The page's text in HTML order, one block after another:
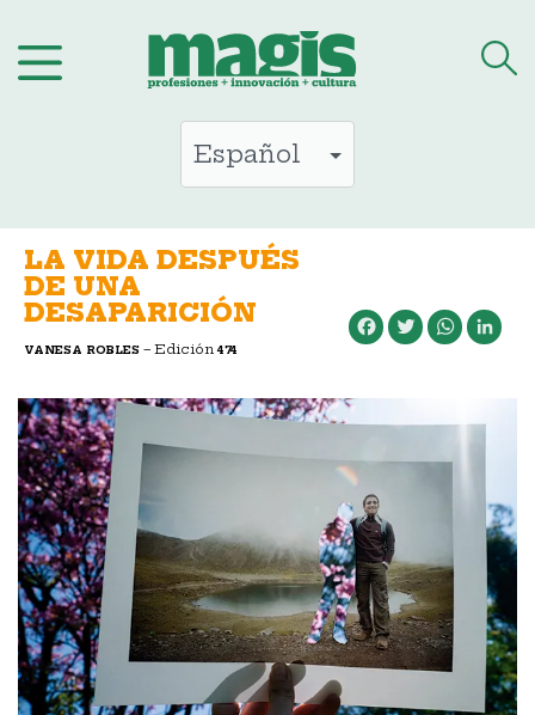
al
LA VIDA DESPUÉS
DE UNA
DESAPARICIÓN
VANESA ROBLES – Edición474
Facebook Twitter WhatsApp